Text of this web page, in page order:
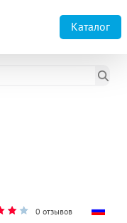
Каталог
0 отзывов